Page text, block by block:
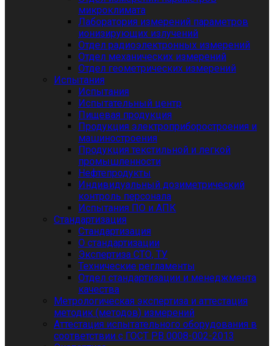
микроклимата
Лаборатория измерений параметров
ионизирующих излучений
Отдел радиоэлектронных измерений
Отдел механических измерений
Отдел геометрических измерений
Испытания
Испытания
Испытательный центр
Пищевая продукция
Продукция электроприборостроения и
машиностроения
Продукция текстильной и легкой
промышленности
Нефтепродукты
Индивидуальный дозиметрический
контроль персонала
Испытания ПО и АПК
Стандартизация
Стандартизация
О стандартизации
Экспертиза СТО, ТУ
Технические регламенты
Отдел стандартизации и менеджмента
качества
Метрологическая экспертиза и аттестация
методик (методов) измерений
Аттестация испытательного оборудования в
соответствии с ГОСТ РВ 0008-002-2013